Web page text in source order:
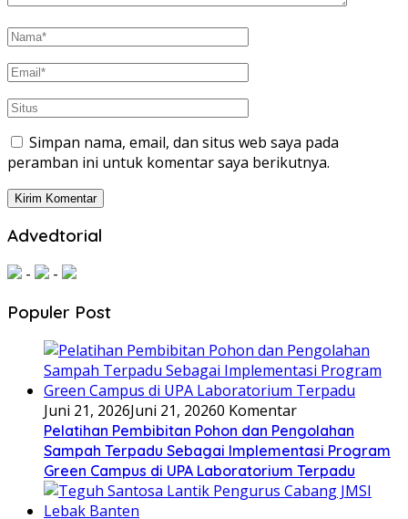
Simpan nama, email, dan situs web saya pada
peramban ini untuk komentar saya berikutnya.
Advedtorial
- -
Populer Post
Juni 21, 2026Juni 21, 20260 Komentar
Pelatihan Pembibitan Pohon dan Pengolahan
Sampah Terpadu Sebagai Implementasi Program
Green Campus di UPA Laboratorium Terpadu